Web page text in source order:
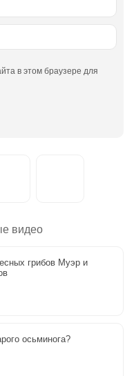
в этом браузере для
видео
грибов Муэр и
осьминога?